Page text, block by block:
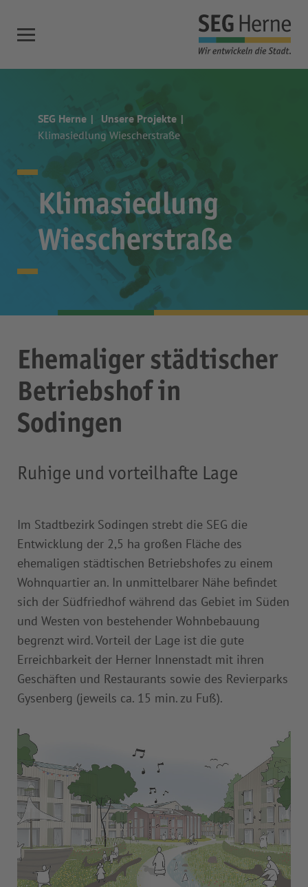
SEG Herne
Unsere Projekte
Klimasiedlung Wiescherstraße
Klimasiedlung
Wiescherstraße
Ehemaliger städtischer
Betriebshof in
Sodingen
Ruhige und vorteilhafte Lage
Im Stadtbezirk Sodingen strebt die SEG die
Entwicklung der 2,5 ha großen Fläche des
ehemaligen städtischen Betriebshofes zu einem
Wohnquartier an. In unmittelbarer Nähe befindet
sich der Südfriedhof während das Gebiet im Süden
und Westen von bestehender Wohnbebauung
begrenzt wird. Vorteil der Lage ist die gute
Erreichbarkeit der Herner Innenstadt mit ihren
Geschäften und Restaurants sowie des Revierparks
Gysenberg (jeweils ca. 15 min. zu Fuß).